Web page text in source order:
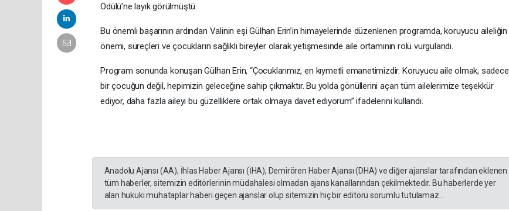
Ödülü’ne layık görülmüştü.
Bu önemli başarının ardından Valinin eşi Gülhan Erin’in himayelerinde düzenlenen programda, koruyucu aileliğin
önemi, süreçleri ve çocukların sağlıklı bireyler olarak yetişmesinde aile ortamının rolü vurgulandı.
Program sonunda konuşan Gülhan Erin, “Çocuklarımız, en kıymetli emanetimizdir. Koruyucu aile olmak, sadece
bir çocuğun değil, hepimizin geleceğine sahip çıkmaktır. Bu yolda gönüllerini açan tüm ailelerimize teşekkür
ediyor, daha fazla aileyi bu güzelliklere ortak olmaya davet ediyorum” ifadelerini kullandı.
Anadolu Ajansı (AA), İhlas Haber Ajansı (İHA), Demirören Haber Ajansı (DHA) ve diğer ajanslar tarafından eklenen
tüm haberler, sitemizin editörlerinin müdahalesi olmadan ajans kanallarından çekilmektedir. Bu haberlerde yer
alan hukuki muhataplar haberi geçen ajanslar olup sitemizin hiç bir editörü sorumlu tutulamaz...